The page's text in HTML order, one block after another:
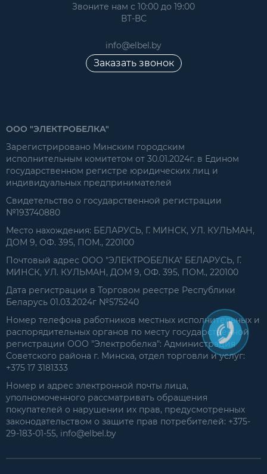
Звоните нам с 10:00 до 19:00
ВТ-ВС
info@elbel.by
Заказать звонок
ООО "ЭЛЕКТРОБЕЛКА"
Зарегистрировано Минским городским
исполнительным комитетом от 30.01.2024г. в Едином
государственном регистре юридических лиц и
индивидуальных предпринимателей
Свидетельство о государственной регистрации
№193740880
Место нахождения: БЕЛАРУСЬ, Г. МИНСК, УЛ. КУЛЬМАН,
ДОМ 9, ОФ. 395, ПОМ., 220100
Почтовый адрес ООО "ЭЛЕКТРОБЕЛКА" БЕЛАРУСЬ, Г.
МИНСК, УЛ. КУЛЬМАН, ДОМ 9, ОФ. 395, ПОМ., 220100
Дата регистрации в Торговом реестре Республики
Беларусь 01.03.2024г №575240
Номер телефона работников местных исполнительных и
распорядительных органов по месту государственной
регистрации ООО "Электробелка": Администрация
Советского района г. Минска, отдел торговли и услуг:
+375 17 3181333
Номер и адрес электронной почты лица,
уполномоченного рассматривать обращения
покупателей о нарушении их прав, предусмотренных
законодательством о защите прав потребителей: +375-
29-183-01-55, info@elbel.by